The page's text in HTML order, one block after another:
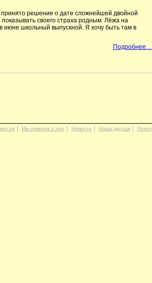
принято решение о дате сложнейшей двойной
своего страха родным. Лёжа на
июне школьный выпускной. Я хочу быть там в
Подробнее…
Мы помним о них Новости Наши друзья
Поиск